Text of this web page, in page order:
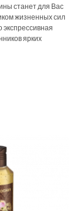
станет для Вас
жизненных сил
экспрессивная
ярких